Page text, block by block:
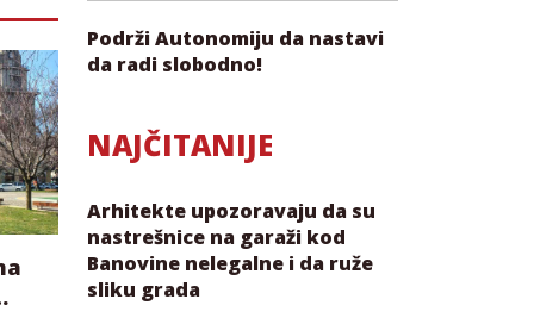
Podrži Autonomiju da nastavi
da radi slobodno!
NAJČITANIJE
Arhitekte upozoravaju da su
nastrešnice na garaži kod
Banovine nelegalne i da ruže
sliku grada